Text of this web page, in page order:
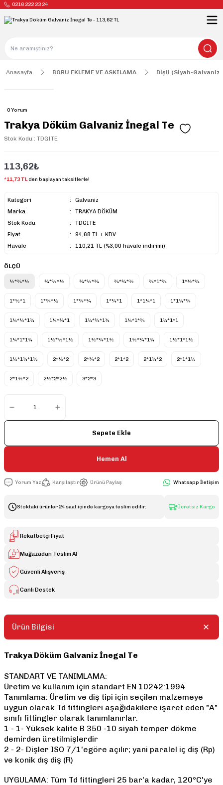
0216 222 23 24
Anasayfa BORU EKLEME VE ASKILAMA Dişli (Siyah-Galvaniz)
0 Yorum
Trakya Döküm Galvaniz İnegal Te
Stok Kodu : TDGITE
113,62₺
*11,73 TLden başlayan taksitlerle!
Kategori
Galvaniz
Marka
TRAKYA DÖKÜM
Stok Kodu
TDGITE
Fiyat
94,68 TL + KDV
Havale
110,21 TL (%3,00 havale indirimi)
ÖLÇÜ
½*¾*½ ¾*½*½ ¾*½*¾ ¾*¾*½ ¾*1*¾ 1*½*¾
1*½*1 1*¾*½ 1*¾*¾ 1*¾*1 1*1¼*1 1*1¼*¾
1¼*½*1¼ 1¼*¾*1 1¼*¾*1¼ 1¼*1*¾ 1¼*1*1
1¼*1*1¼ 1½*½*1½ 1½*¾*1½ 1½*¾*1¼ 1½*1*1½
1½*1¼*1½ 2*½*2 2*¾*2 2*1*2 2*1¼*2 2*1*1½
2*1½*2 2½*2*2½ 3*2*3
Sepete Ekle
Hemen Al
Yorum Yaz Karşılaştır Ürünü Paylaş Whatsapp İletişim
Stoktaki ürünler 24 saat içinde kargoya teslim edilir. Ücretsiz Kargo
Rekatbetçi Fiyat
Mağazadan Teslim Al
Güvenli Alışveriş
Canlı Destek
Ürün Bilgisi
Trakya Döküm Galvaniz İnegal Te
STANDART VE TANIMLAMA:
Üretim ve kullanım için standart EN 10242:1994
Tanımlama: Üretim ve diş tipi için seçilen malzemeye
uygun olarak Td fittingleri aşağıdakilere işaret eden "A"
sınıfı fittingler olarak tanımlanırlar.
1 - 1- Yüksek kalite B 350 -10 siyah temper dökme
demirden üretilmişlerdir
2 - 2- Dişler ISO 7/1'egöre açılır; yani paralel iç diş (Rp)
ve konik dış diş (R)
UYGULAMA: Tüm Td fittingleri 25 bar'a kadar, 120°C'ye